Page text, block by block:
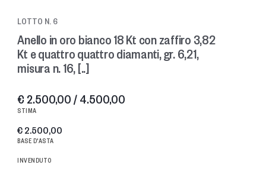
LOTTO N. 6
Anello in oro bianco 18 Kt con zaffiro 3,82
Kt e quattro quattro diamanti, gr. 6,21,
misura n. 16, [..]
€ 2.500,00 / 4.500,00
STIMA
€ 2.500,00
BASE D'ASTA
INVENDUTO